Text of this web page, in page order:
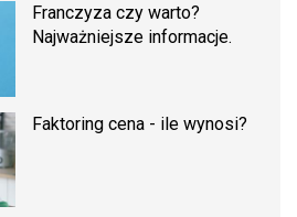
Franczyza czy warto?
Najważniejsze informacje.
Faktoring cena - ile wynosi?